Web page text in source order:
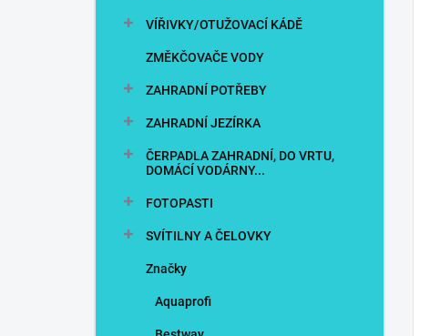
VÍŘIVKY/OTUŽOVACÍ KÁDĚ
ZMĚKČOVAČE VODY
ZAHRADNÍ POTŘEBY
ZAHRADNÍ JEZÍRKA
ČERPADLA ZAHRADNÍ, DO VRTU,
DOMÁCÍ VODÁRNY...
FOTOPASTI
SVÍTILNY A ČELOVKY
Značky
Aquaprofi